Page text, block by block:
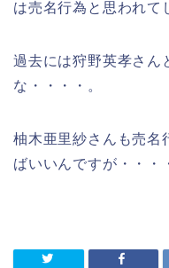
は売名行為と思われて
過去には狩野英孝さん
な・・・・。
柚木亜里紗さんも売名
ばいいんですが・・・